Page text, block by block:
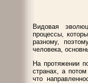
Видовая
процессы,
разному,
человека,
На протяжении
странах, а
что